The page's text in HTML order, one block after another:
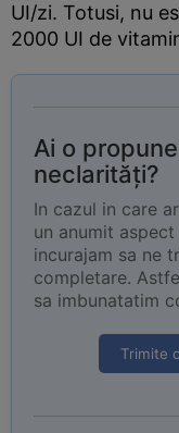
UI/zi. Totusi, nu
2000 UI de
Ai o
neclarități?
In cazul in care
un anumit
incurajam sa ne
completare.
sa imbunatatim
Trimite